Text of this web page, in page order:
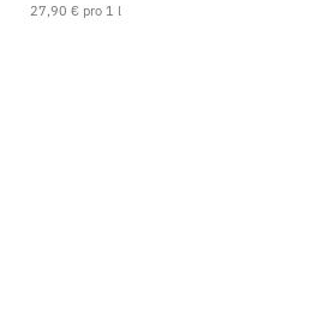
27,90 € pro 1 l